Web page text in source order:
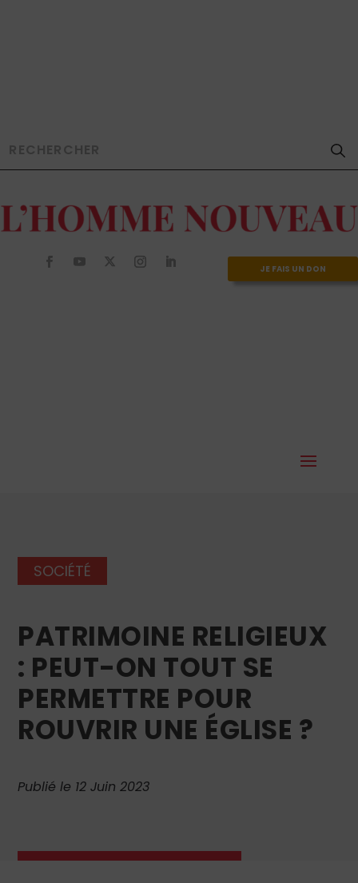
JE FAIS UN DON
SOCIÉTÉ
PATRIMOINE RELIGIEUX
: PEUT-ON TOUT SE
PERMETTRE POUR
ROUVRIR UNE ÉGLISE ?
Publié le 12 Juin 2023